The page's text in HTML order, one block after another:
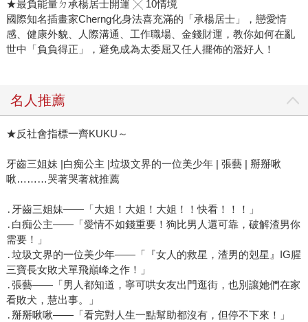
★最負能量ㄉ承楊居士開運 ╳ 10情境
國際知名插畫家Cherng化身法喜充滿的「承楊居士」，戀愛情
感、健康外貌、人際溝通、工作職場、金錢財運，教你如何在亂
世中「負負得正」，避免成為太委屈又任人擺佈的濫好人！
名人推薦
★反社會指標一齊KUKU～
牙齒三姐妹 |白痴公主 |垃圾文界的一位美少年 | 張藝 | 掰掰啾
啾………哭著哭著就推薦
․牙齒三姐妹——「大姐！大姐！大姐！！快看！！！」
․白痴公主——「愛情不如錢重要！狗比男人還可靠，破解渣男你
需要！」
․垃圾文界的一位美少年——「『女人的救星，渣男的剋星』IG腥
三寶長女敗犬單飛巔峰之作！」
․張藝——「男人都知道，寧可哄女友出門逛街，也別讓她們在家
看敗犬，慧出事。」
․掰掰啾啾——「看完對人生一點幫助都沒有，但停不下來！」